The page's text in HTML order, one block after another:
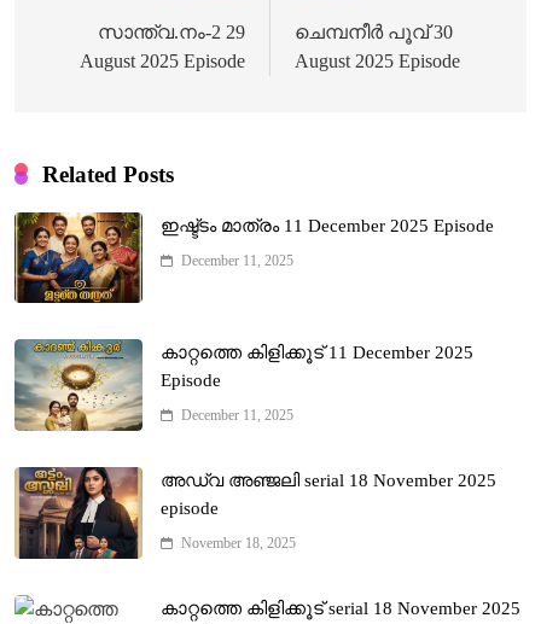
navigation
സാന്ത്വ.നം-2 29
August 2025 Episode
ചെമ്പനീർ പൂവ് 30
August 2025 Episode
Related Posts
ഇഷ്ട്ടം മാത്രം 11 December 2025 Episode
December 11, 2025
കാറ്റത്തെ കിളിക്കൂട് 11 December 2025
Episode
December 11, 2025
അഡ്വ അഞ്ജലി serial 18 November 2025
episode
November 18, 2025
കാറ്റത്തെ കിളിക്കൂട് serial 18 November 2025